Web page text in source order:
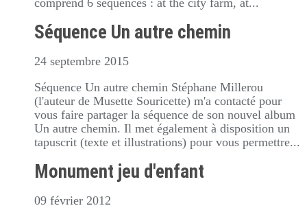
comprend 6 séquences : at the city farm, at...
Séquence Un autre chemin
24 septembre 2015
Séquence Un autre chemin Stéphane Millerou
(l'auteur de Musette Souricette) m'a contacté pour
vous faire partager la séquence de son nouvel album
Un autre chemin. Il met également à disposition un
tapuscrit (texte et illustrations) pour vous permettre...
Monument jeu d'enfant
09 février 2012